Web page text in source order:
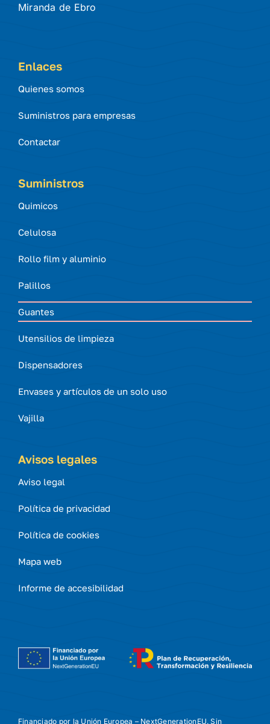
Miranda de Ebro
Enlaces
Quienes somos
Suministros para empresas
Contactar
Suministros
Quimicos
Celulosa
Rollo film y aluminio
Palillos
Guantes
Utensilios de limpieza
Dispensadores
Envases y artículos de un solo uso
Vajilla
Avisos legales
Aviso legal
Política de privacidad
Política de cookies
Mapa web
Informe de accesibilidad
Financiado por la Unión Europea – NextGenerationEU. Sin